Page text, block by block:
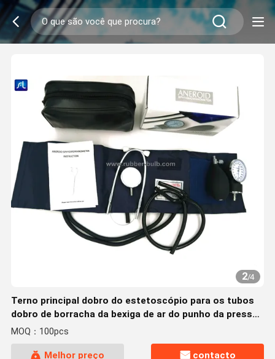
2/4
Terno principal dobro do estetoscópio para os tubos
dobro de borracha da bexiga de ar do punho da pressão
sanguínea
MOQ：100pcs
Melhor preço contacto